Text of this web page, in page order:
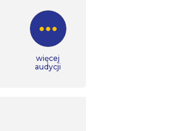
więcej
audycji